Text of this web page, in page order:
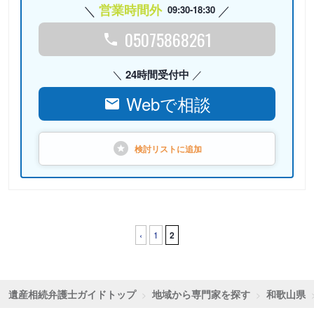
営業時間外 09:30-18:30
05075868261
24時間受付中
Webで相談
検討リストに追加
‹ 1 2
遺産相続弁護士ガイドトップ 地域から専門家を探す 和歌山県